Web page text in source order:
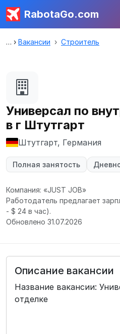
RabotaGo.com
Вакансии Строитель
Универсал по
в г Штутгарт
Штутгарт, Германия
Полная занятость
Компания: «JUST JOB»
Работодатель предлагает
- $ 24 в час).
Обновлено 31.07.2026
Описание вакансии
Название вакансии:
отделке